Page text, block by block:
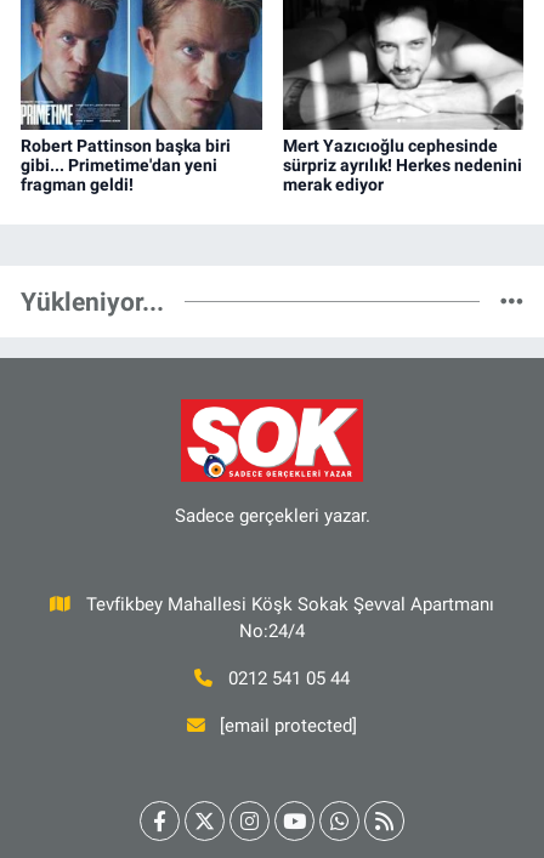
Robert Pattinson başka biri
gibi... Primetime'dan yeni
fragman geldi!
Mert Yazıcıoğlu cephesinde
sürpriz ayrılık! Herkes nedenini
merak ediyor
Yükleniyor...
Sadece gerçekleri yazar.
Tevfikbey Mahallesi Köşk Sokak Şevval Apartmanı
No:24/4
0212 541 05 44
[email protected]